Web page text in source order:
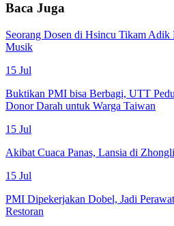
Baca Juga
Seorang Dosen di Hsincu Tikam
Musik
15 Jul
Buktikan PMI bisa Berbagi, UTT
Donor Darah untuk Warga Taiwan
15 Jul
Akibat Cuaca Panas, Lansia di
15 Jul
PMI Dipekerjakan Dobel, Jadi
Restoran